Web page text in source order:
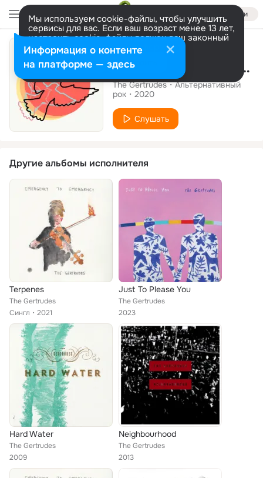
Войти
Мы используем cookie-файлы, чтобы улучшить
сервисы для вас. Если ваш возраст менее 13 лет,
настроить cookie-файлы должен ваш законный
представитель. Больше информации
Разрешить все Настроить
Сингл
Emergency to Emergency
The Gertrudes
Альтернативный
рок
2020
Слушать
Другие альбомы исполнителя
Terpenes
The Gertrudes
Сингл
2021
Just To Please You
The Gertrudes
2023
Hard Water
The Gertrudes
2009
Neighbourhood
The Gertrudes
2013
Информация о контенте
на платформе — здесь